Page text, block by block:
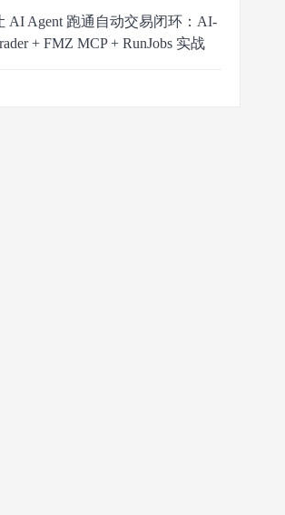
AI Agent 跑通自动交易闭环：AI-
+ FMZ MCP + RunJobs 实战